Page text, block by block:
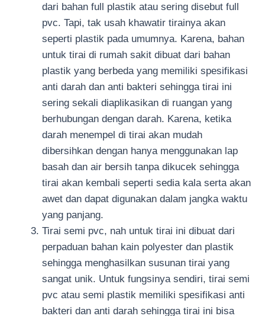
dari bahan full plastik atau sering disebut full
pvc. Tapi, tak usah khawatir tirainya akan
seperti plastik pada umumnya. Karena, bahan
untuk tirai di rumah sakit dibuat dari bahan
plastik yang berbeda yang memiliki spesifikasi
anti darah dan anti bakteri sehingga tirai ini
sering sekali diaplikasikan di ruangan yang
berhubungan dengan darah. Karena, ketika
darah menempel di tirai akan mudah
dibersihkan dengan hanya menggunakan lap
basah dan air bersih tanpa dikucek sehingga
tirai akan kembali seperti sedia kala serta akan
awet dan dapat digunakan dalam jangka waktu
yang panjang.
Tirai semi pvc, nah untuk tirai ini dibuat dari
perpaduan bahan kain polyester dan plastik
sehingga menghasilkan susunan tirai yang
sangat unik. Untuk fungsinya sendiri, tirai semi
pvc atau semi plastik memiliki spesifikasi anti
bakteri dan anti darah sehingga tirai ini bisa